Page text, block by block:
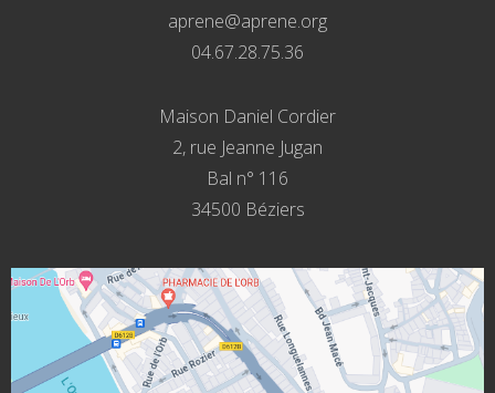
aprene@aprene.org
04.67.28.75.36
Maison Daniel Cordier
2, rue Jeanne Jugan
Bal n° 116
34500 Béziers